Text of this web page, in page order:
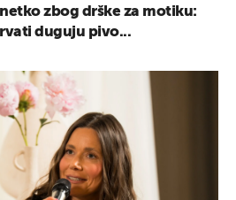
zbog drške za motiku:
duguju pivo...